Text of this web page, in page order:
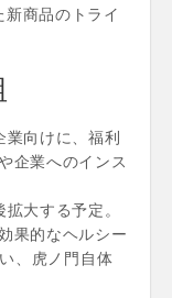
新商品のトライ
向けに、福利
企業へのインス
大する予定。
果的なヘルシー
、虎ノ門自体